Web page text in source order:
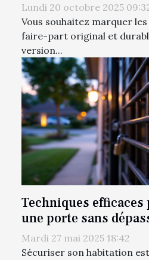
Lundi 20 octobre 2025
Vous souhaitez marquer
faire-part original et
version...
Techniques
une porte sans
Mardi 27 mai 2025 18:42
Sécuriser son habitation